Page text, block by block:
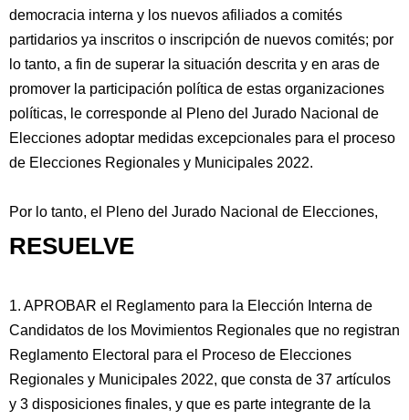
democracia interna y los nuevos afiliados a comités
partidarios ya inscritos o inscripción de nuevos comités; por
lo tanto, a fin de superar la situación descrita y en aras de
promover la participación política de estas organizaciones
políticas, le corresponde al Pleno del Jurado Nacional de
Elecciones adoptar medidas excepcionales para el proceso
de Elecciones Regionales y Municipales 2022.
Por lo tanto, el Pleno del Jurado Nacional de Elecciones,
RESUELVE
1. APROBAR el Reglamento para la Elección Interna de
Candidatos de los Movimientos Regionales que no registran
Reglamento Electoral para el Proceso de Elecciones
Regionales y Municipales 2022, que consta de 37 artículos
y 3 disposiciones finales, y que es parte integrante de la